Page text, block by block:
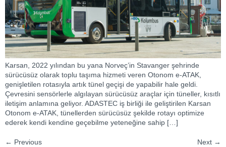
Karsan, 2022 yılından bu yana Norveç’in Stavanger şehrinde
sürücüsüz olarak toplu taşıma hizmeti veren Otonom e-ATAK,
genişletilen rotasıyla artık tünel geçişi de yapabilir hale geldi.
Çevresini sensörlerle algılayan sürücüsüz araçlar için tüneller, kısıtlı
iletişim anlamına geliyor. ADASTEC iş birliği ile geliştirilen Karsan
Otonom e-ATAK, tünellerden sürücüsüz şekilde rotayı optimize
ederek kendi kendine geçebilme yeteneğine sahip […]
← Previous Next →